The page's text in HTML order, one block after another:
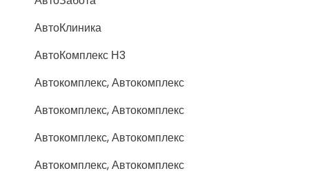
АвтоКлиника
АвтоКомплекс Н3
Автокомплекс, Автокомплекс
Автокомплекс, Автокомплекс
Автокомплекс, Автокомплекс
Автокомплекс, Автокомплекс